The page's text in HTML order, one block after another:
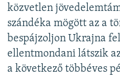
közvetlen
szándéka mögött az a
bespájzoljon Ukrajna
ellentmondani látszik
a következő többéves